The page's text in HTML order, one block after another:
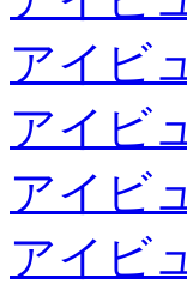
アイビ
アイビ
アイビ
アイビ